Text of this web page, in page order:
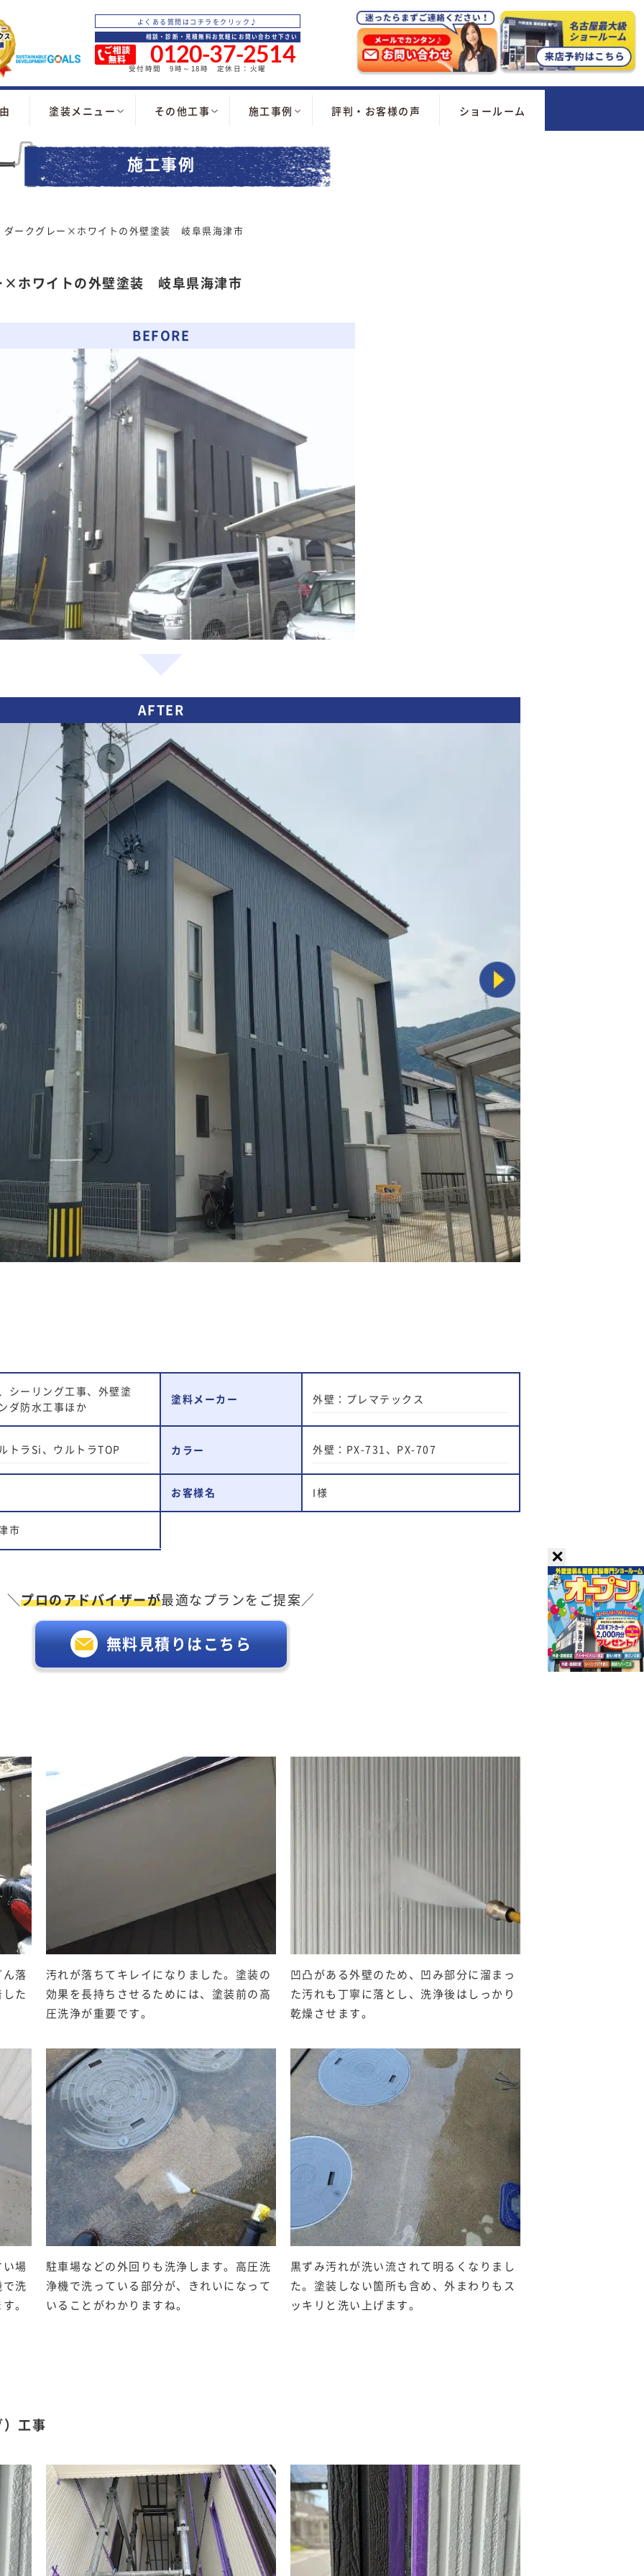
よくある質問はコチラをクリック♪
相談・診断・見積無料お気軽にお問い合わせ下さい
0120-37-2514
受付時間 9時～18時 定休日：火曜
塗装メニュー その他工事 施工事例 評判・お客様の声 ショールーム
施工事例
ダークグレー×ホワイトの外壁塗装 岐阜県海津市
×ホワイトの外壁塗装 岐阜県海津市
BEFORE
AFTER
シーリング工事、外壁塗
ダ防水工事ほか
塗料メーカー 外壁：プレマテックス
トラSi、ウルトラTOP カラー 外壁：PX-731、PX-707
お客様名 I様
市
＼ プロのアドバイザーが最適なプランをご提案／
無料見積りはこちら
ん落
た
汚れが落ちてキレイになりました。塗装の
効果を長持ちさせるためには、塗装前の高
圧洗浄が重要です。
凹凸がある外壁のため、凹み部分に溜まっ
た汚れも丁寧に落とし、洗浄後はしっかり
乾燥させます。
い場
で洗
。
駐車場などの外回りも洗浄します。高圧洗
浄機で洗っている部分が、きれいになって
いることがわかりますね。
黒ずみ汚れが洗い流されて明るくなりまし
た。塗装しない箇所も含め、外まわりもス
ッキリと洗い上げます。
）工事
✕